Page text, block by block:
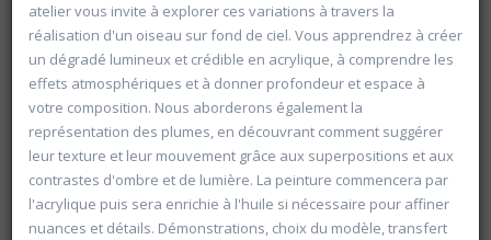
atelier vous invite à explorer ces variations à travers la
réalisation d'un oiseau sur fond de ciel. Vous apprendrez à créer
un dégradé lumineux et crédible en acrylique, à comprendre les
effets atmosphériques et à donner profondeur et espace à
votre composition. Nous aborderons également la
représentation des plumes, en découvrant comment suggérer
leur texture et leur mouvement grâce aux superpositions et aux
contrastes d'ombre et de lumière. La peinture commencera par
l'acrylique puis sera enrichie à l'huile si nécessaire pour affiner
nuances et détails. Démonstrations, choix du modèle, transfert